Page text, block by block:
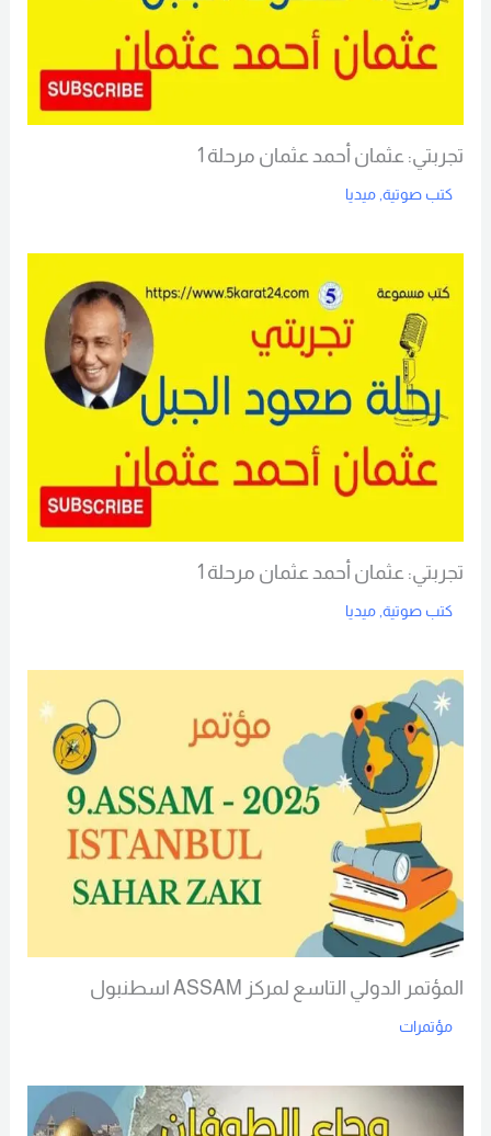
تجربتي: عثمان أحمد عثمان مرحلة 1
كتب صوتية, ميديا
تجربتي: عثمان أحمد عثمان مرحلة 1
كتب صوتية, ميديا
المؤتمر الدولي التاسع لمركز ASSAM اسطنبول
مؤتمرات